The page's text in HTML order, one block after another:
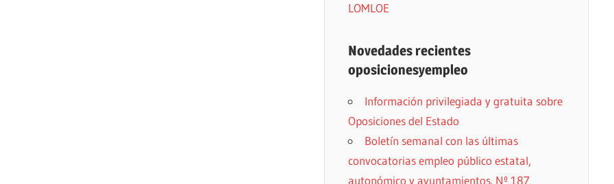
LOMLOE
Novedades recientes
oposicionesyempleo
Información privilegiada y gratuita sobre
Oposiciones del Estado
Boletín semanal con las últimas
convocatorias empleo público estatal,
autonómico y ayuntamientos. Nº 187